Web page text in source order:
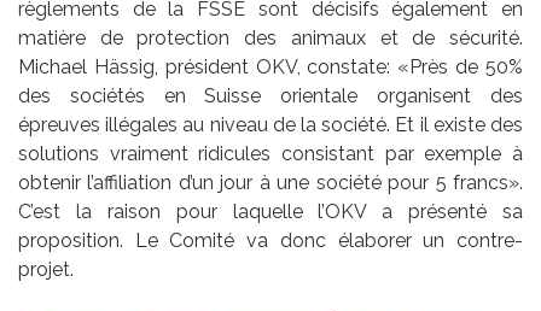
règlements de la FSSE sont décisifs également en
matière de protection des animaux et de sécurité.
Michael Hässig, président OKV, constate: «Près de 50%
des sociétés en Suisse orientale organisent des
épreuves illégales au niveau de la société. Et il existe des
solutions vraiment ridicules consistant par exemple à
obtenir l’affiliation d’un jour à une société pour 5 francs».
C’est la raison pour laquelle l’OKV a présenté sa
proposition. Le Comité va donc élaborer un contre-
projet.